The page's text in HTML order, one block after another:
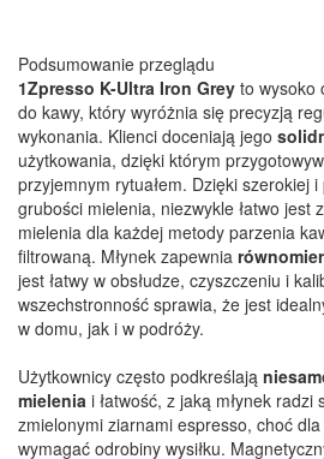
Podsumowanie przeglądu
1Zpresso K-Ultra Iron Grey to wysoko
do kawy, który wyróżnia się precyzją
wykonania. Klienci doceniają jego
użytkowania, dzięki którym
przyjemnym rytuałem. Dzięki szerokiej
grubości mielenia, niezwykle łatwo jest
mielenia dla każdej metody parzenia
filtrowaną. Młynek zapewnia
jest łatwy w obsłudze, czyszczeniu i
wszechstronność sprawia, że jest
w domu, jak i w podróży.
Użytkownicy często podkreślają
mielenia i łatwość, z jaką młynek
zmielonymi ziarnami espresso, choć
wymagać odrobiny wysiłku.